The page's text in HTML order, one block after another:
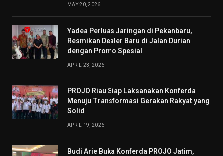
MAY 20, 2026
Yadea Perluas Jaringan di Pekanbaru,
Resmikan Dealer Baru di Jalan Durian
dengan Promo Spesial
APRIL 23, 2026
PROJO Riau Siap Laksanakan Konferda
Menuju Transformasi Gerakan Rakyat yang
Solid
APRIL 19, 2026
Budi Arie Buka Konferda PROJO Jatim,